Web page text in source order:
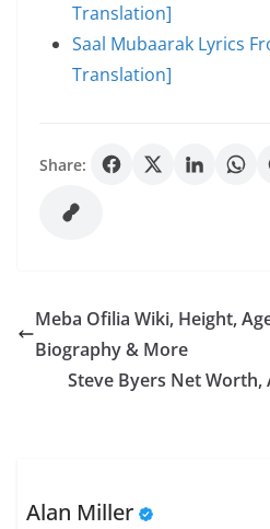
Translation]
Saal Mubaarak Lyrics
Translation]
Share:
Meba Ofilia Wiki, Height,
Biography & More
Steve Byers Net Worth,
Alan Miller